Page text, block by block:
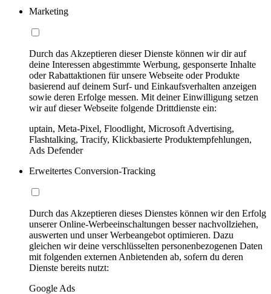
Marketing
Durch das Akzeptieren dieser Dienste können wir dir auf
deine Interessen abgestimmte Werbung, gesponserte Inhalte
oder Rabattaktionen für unsere Webseite oder Produkte
basierend auf deinem Surf- und Einkaufsverhalten anzeigen
sowie deren Erfolge messen. Mit deiner Einwilligung setzen
wir auf dieser Webseite folgende Drittdienste ein:
uptain, Meta-Pixel, Floodlight, Microsoft Advertising,
Flashtalking, Tracify, Klickbasierte Produktempfehlungen,
Ads Defender
Erweitertes Conversion-Tracking
Durch das Akzeptieren dieses Dienstes können wir den Erfolg
unserer Online-Werbeeinschaltungen besser nachvollziehen,
auswerten und unser Werbeangebot optimieren. Dazu
gleichen wir deine verschlüsselten personenbezogenen Daten
mit folgenden externen Anbietenden ab, sofern du deren
Dienste bereits nutzt:
Google Ads